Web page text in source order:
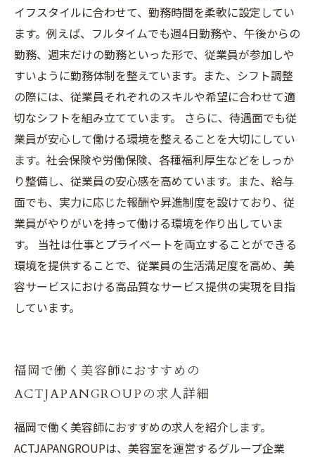
イフスタイルに合わせて、勤務時間を柔軟に設定してい
ます。例えば、フルタイムでも週4日勤務や、午後からの
勤務、週末だけの勤務といった形で、従業員が参加しや
すいように勤務体制を整えています。また、シフト調整
の際には、従業員それぞれのスキルや希望に合わせて適
切なシフトを組み立てています。 さらに、待遇面でも従
業員が安心して働ける環境を整えることを大切にしてい
ます。社会保険や労働保険、各種福利厚生などをしっか
り整備し、従業員の安心感を高めています。また、給与
面でも、実力に応じた報酬や昇進制度を設けており、従
業員がやりがいを持って働ける環境を作り出していま
す。 当社は仕事とプライベートを両立することができる
環境を提供することで、従業員の生活満足度を高め、美
容サービスにおける高品質なサービス提供の実現を目指
しています。
福岡で働く美容師におすすめの
ACTJAPANGROUPの求人詳細
福岡で働く美容師におすすめの求人を紹介します。
ACTJAPANGROUPは、美容室を運営するグループ企業